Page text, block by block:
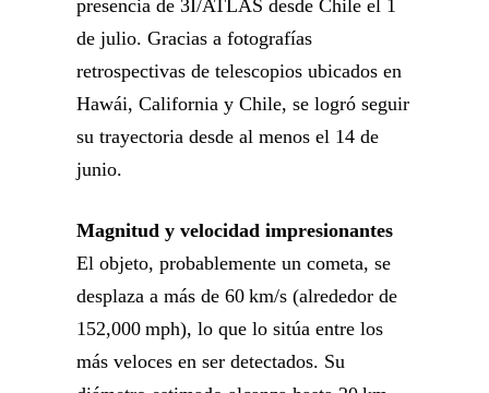
presencia de 3I/ATLAS desde Chile el 1
de julio. Gracias a fotografías
retrospectivas de telescopios ubicados en
Hawái, California y Chile, se logró seguir
su trayectoria desde al menos el 14 de
junio.
Magnitud y velocidad impresionantes
El objeto, probablemente un cometa, se
desplaza a más de 60 km/s (alrededor de
152,000 mph), lo que lo sitúa entre los
más veloces en ser detectados. Su